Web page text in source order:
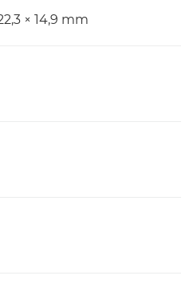
× 14,9 mm